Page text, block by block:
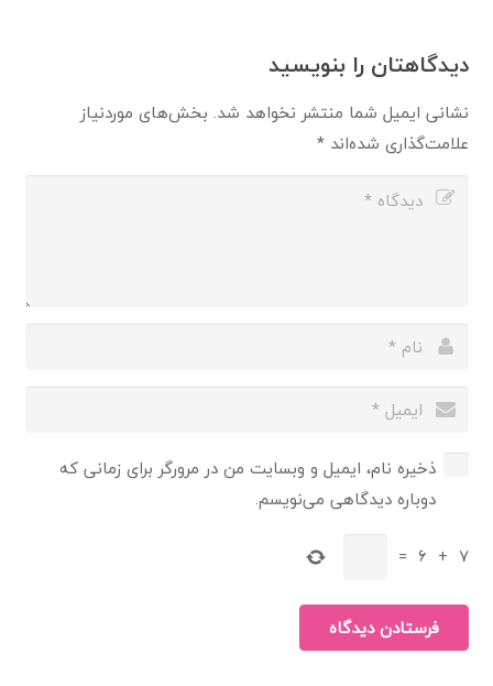
دیدگاهتان را بنویسید
نشانی ایمیل شما منتشر نخواهد شد. بخش‌های موردنیاز
علامت‌گذاری شده‌اند*
ذخیره نام، ایمیل و وبسایت من در مرورگر برای زمانی که
دوباره دیدگاهی می‌نویسم.
7
+
6
=
فرستادن دیدگاه